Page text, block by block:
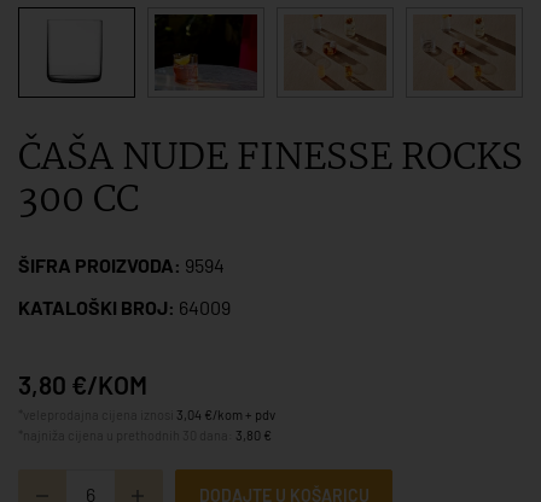
ČAŠA NUDE FINESSE ROCKS
300 CC
ŠIFRA PROIZVODA: 9594
KATALOŠKI BROJ: 64009
3,80 €/KOM
3,04 €/kom + pdv
3,80 €
DODAJTE U KOŠARICU